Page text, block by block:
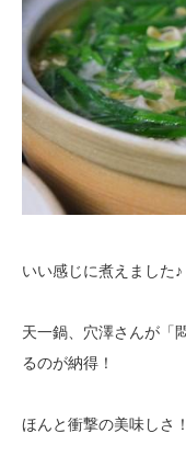
いい感じに煮えました♪
天一鍋、穴澤さんが「
るのが納得！
ほんと衝撃の美味しさ